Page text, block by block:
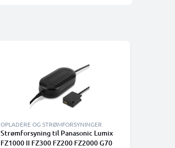
OPLADERE OG STRØMFORSYNINGER
Strømforsyning til Panasonic Lumix
FZ1000 II FZ300 FZ200 FZ2000 G70